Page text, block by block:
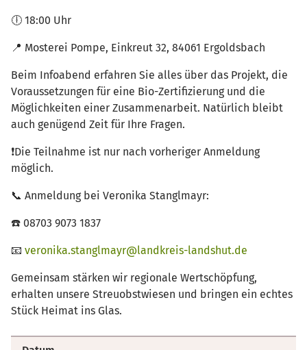
🕕 18:00 Uhr
📍 Mosterei Pompe, Einkreut 32, 84061 Ergoldsbach
Beim Infoabend erfahren Sie alles über das Projekt, die
Voraussetzungen für eine Bio-Zertifizierung und die
Möglichkeiten einer Zusammenarbeit. Natürlich bleibt
auch genügend Zeit für Ihre Fragen.
❗Die Teilnahme ist nur nach vorheriger Anmeldung
möglich.
📞 Anmeldung bei Veronika Stanglmayr:
☎️ 08703 9073 1837
📧 veronika.stanglmayr@landkreis-landshut.de
Gemeinsam stärken wir regionale Wertschöpfung,
erhalten unsere Streuobstwiesen und bringen ein echtes
Stück Heimat ins Glas.